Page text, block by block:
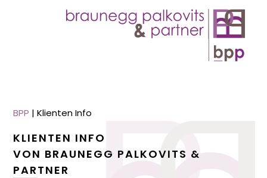
BPP |Klienten Info
KLIENTEN INFO
VON BRAUNEGG PALKOVITS &
PARTNER